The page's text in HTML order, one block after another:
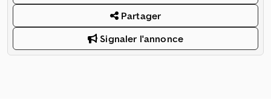
Partager
Signaler l'annonce